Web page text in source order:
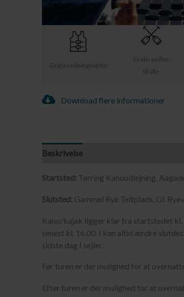
Gratis redningsveste
Gratis padler
til alle
Download flere informationer
Beskrivelse
Startsted: Tørring Kanoudlejning,
Slutsted: Gammel Rye Teltplads, Gl.
Kano/kajak ligger klar fra startstedet
senest kl. 16.00. I kan altid ændre
sidste dag I sejler.
Før turen er der mulighed for at
Efter turen er der mulighed for at